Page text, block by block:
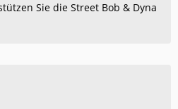
Sie die Street Bob & Dyna